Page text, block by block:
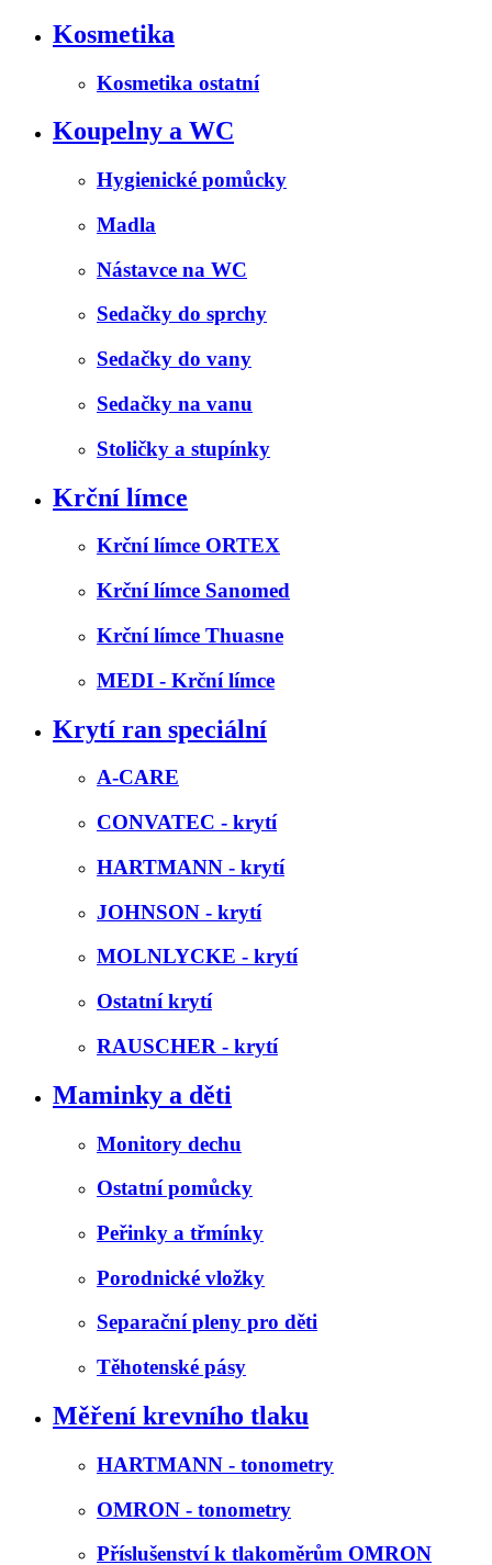
Kosmetika
Kosmetika ostatní
Koupelny a WC
Hygienické pomůcky
Madla
Nástavce na WC
Sedačky do sprchy
Sedačky do vany
Sedačky na vanu
Stoličky a stupínky
Krční límce
Krční límce ORTEX
Krční límce Sanomed
Krční límce Thuasne
MEDI - Krční límce
Krytí ran speciální
A-CARE
CONVATEC - krytí
HARTMANN - krytí
JOHNSON - krytí
MOLNLYCKE - krytí
Ostatní krytí
RAUSCHER - krytí
Maminky a děti
Monitory dechu
Ostatní pomůcky
Peřinky a třmínky
Porodnické vložky
Separační pleny pro děti
Těhotenské pásy
Měření krevního tlaku
HARTMANN - tonometry
OMRON - tonometry
Příslušenství k tlakoměrům OMRON